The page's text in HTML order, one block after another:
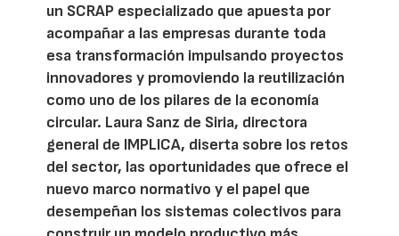
un SCRAP especializado que apuesta por
acompañar a las empresas durante toda
esa transformación impulsando proyectos
innovadores y promoviendo la reutilización
como uno de los pilares de la economía
circular. Laura Sanz de Siria, directora
general de IMPLICA, diserta sobre los retos
del sector, las oportunidades que ofrece el
nuevo marco normativo y el papel que
desempeñan los sistemas colectivos para